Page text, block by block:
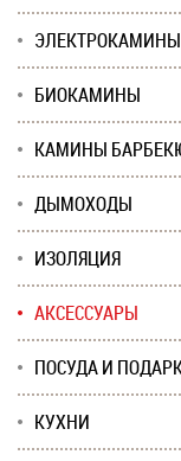
ЭЛЕКТРОКАМИНЫ
БИОКАМИНЫ
КАМИНЫ
ДЫМОХОДЫ
ИЗОЛЯЦИЯ
АКСЕССУАРЫ
ПОСУДА И
КУХНИ